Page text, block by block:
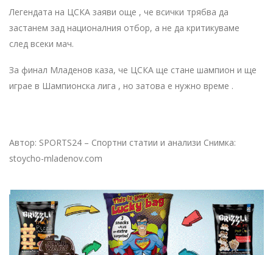
Легендата на ЦСКА заяви още , че всички трябва да
застанем зад националния отбор, а не да критикуваме
след всеки мач.
За финал Младенов каза, че ЦСКА ще стане шампион и ще
играе в Шампионска лига , но затова е нужно време .
Автор: SPORTS24 – Спортни статии и анализи Снимка:
stoycho-mladenov.com